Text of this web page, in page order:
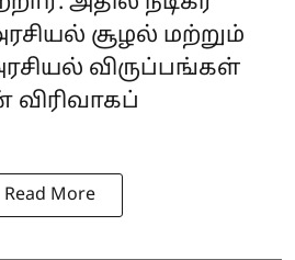
சூழல் மற்றும்
விருப்பங்கள்
விரிவாகப்
Read More